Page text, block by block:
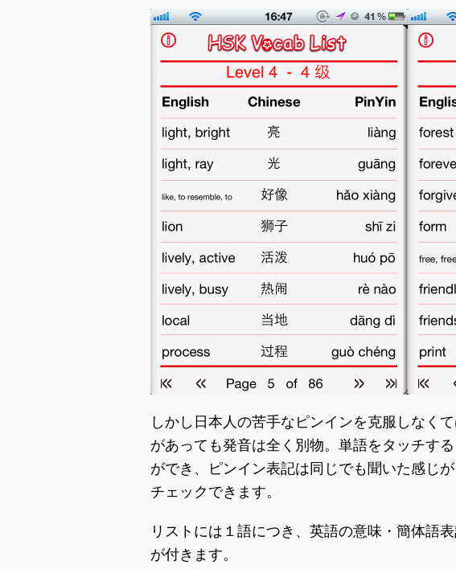
しかし日本人の苦手なピンインを克服しなく
があっても発音は全く別物。単語をタッチす
ができ、ピンイン表記は同じでも聞いた感じ
チェックできます。
リストには１語につき、英語の意味・簡体語
が付きます。